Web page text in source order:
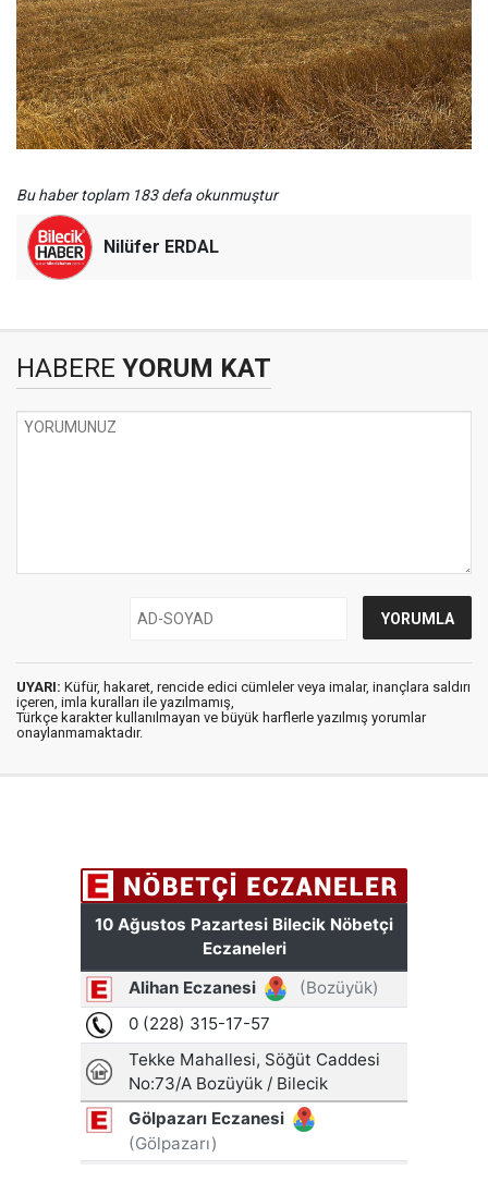
Bu haber toplam 183 defa okunmuştur
Nilüfer ERDAL
HABERE YORUM KAT
UYARI: Küfür, hakaret, rencide edici cümleler veya imalar, inançlara saldırı
içeren, imla kuralları ile yazılmamış,
Türkçe karakter kullanılmayan ve büyük harflerle yazılmış yorumlar
onaylanmamaktadır.